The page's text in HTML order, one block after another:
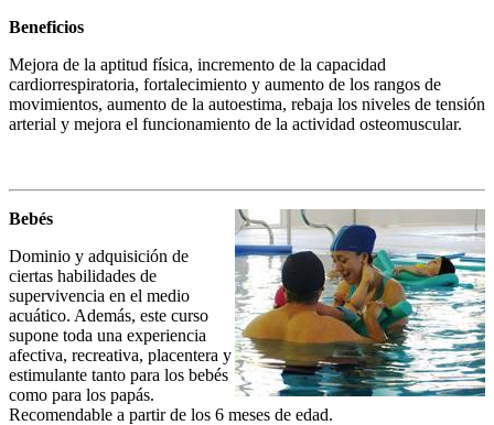
Beneficios
Mejora de la aptitud física, incremento de la capacidad
cardiorrespiratoria, fortalecimiento y aumento de los rangos de
movimientos, aumento de la autoestima, rebaja los niveles de tensión
arterial y mejora el funcionamiento de la actividad osteomuscular.
Bebés
Dominio y adquisición de
ciertas habilidades de
supervivencia en el medio
acuático. Además, este curso
supone toda una experiencia
afectiva, recreativa, placentera y
estimulante tanto para los bebés
como para los papás.
Recomendable a partir de los 6 meses de edad.